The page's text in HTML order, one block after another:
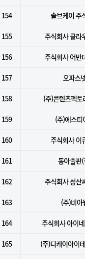
154 솔브케이 주
155 주식회사 클라
156 주식회사 어반
157 오파스
158 (주)콘텐츠펙토
159 (주)에스티
160 주식회사 이
161 동아출판
162 주식회사 성산
163 (주)비아
164 주식회사 아이
165 (주)디케이아이